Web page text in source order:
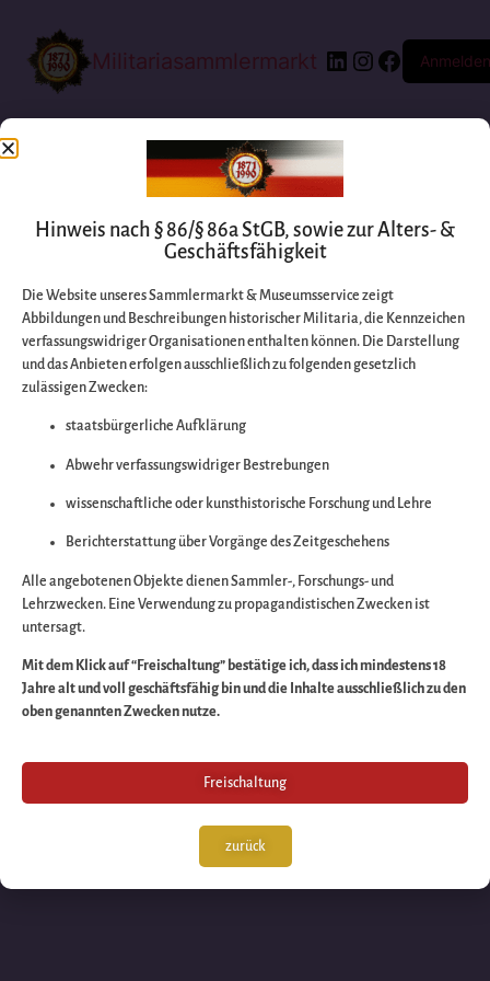
Militariasammlermarkt Anmelden
Entschuldigen Sie
bitte die
Wir arbeiten an
großartigen Sache
schauen Sie bald
wieder vorbei!
Hinweis nach § 86/§ 86a StGB, sowie zur Alters- &
Geschäftsfähigkeit
Die Website unseres Sammlermarkt & Museumsservice zeigt
Abbildungen und Beschreibungen historischer Militaria, die Kennzeichen
verfassungswidriger Organisationen enthalten können. Die Darstellung
und das Anbieten erfolgen ausschließlich zu folgenden gesetzlich
zulässigen Zwecken:
staatsbürgerliche Aufklärung
Abwehr verfassungswidriger Bestrebungen
wissenschaftliche oder kunsthistorische Forschung und Lehre
Berichterstattung über Vorgänge des Zeitgeschehens
Alle angebotenen Objekte dienen Sammler-, Forschungs- und
Lehrzwecken. Eine Verwendung zu propagandistischen Zwecken ist
untersagt.
Mit dem Klick auf “Freischaltung” bestätige ich, dass ich mindestens 18
Jahre alt und voll geschäftsfähig bin und die Inhalte ausschließlich zu den
oben genannten Zwecken nutze.
Freischaltung
zurück